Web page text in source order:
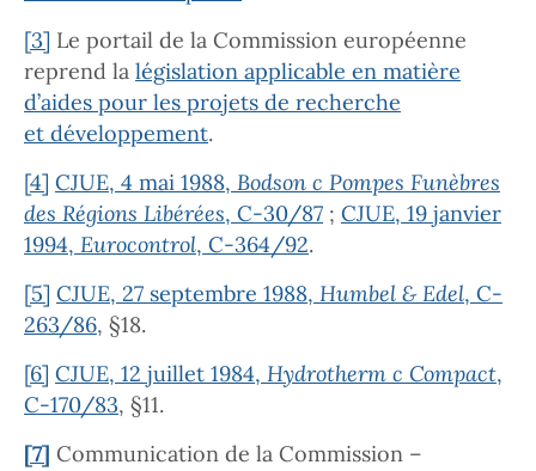
[3] Le portail de la Commission européenne
reprend la législation applicable en matière
d’aides pour les projets de recherche
et développement.
[4] CJUE, 4 mai 1988, Bodson c Pompes Funèbres
des Régions Libérées, C-30/87 ; CJUE, 19 janvier
1994, Eurocontrol, C-364/92.
[5] CJUE, 27 septembre 1988, Humbel & Edel, C-
263/86, §18.
[6] CJUE, 12 juillet 1984, Hydrotherm c Compact,
C-170/83, §11.
[7] Communication de la Commission –